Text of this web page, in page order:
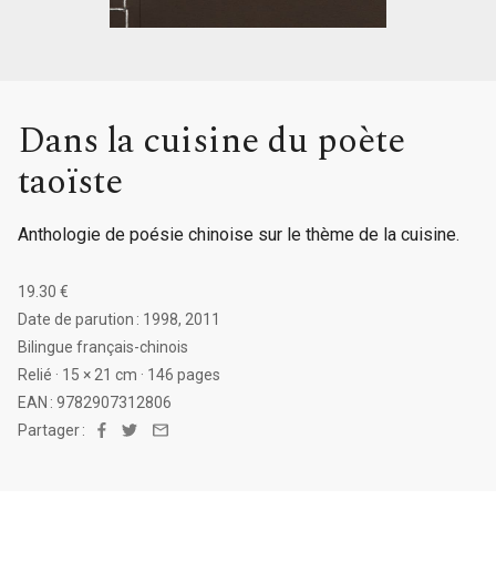
Dans la cuisine du poète
taoïste
Anthologie de poésie chinoise sur le thème de la cuisine.
19.30 €
Date de parution : 1998, 2011
Bilingue français-chinois
Relié · 15 × 21 cm · 146 pages
EAN : 9782907312806
Partager :
Facebook
Twitter